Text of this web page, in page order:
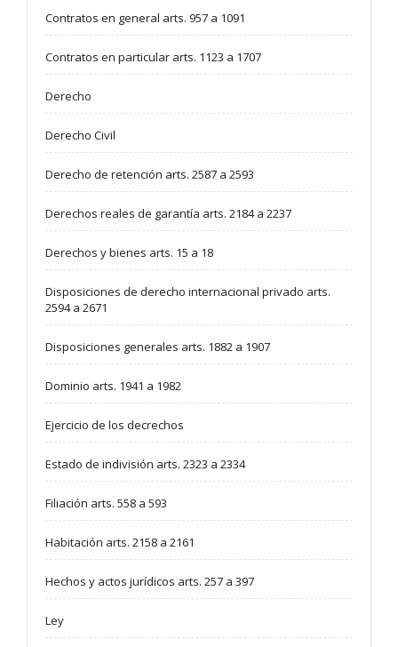
Contratos en general arts. 957 a 1091
Contratos en particular arts. 1123 a 1707
Derecho
Derecho Civil
Derecho de retención arts. 2587 a 2593
Derechos reales de garantía arts. 2184 a 2237
Derechos y bienes arts. 15 a 18
Disposiciones de derecho internacional privado arts.
2594 a 2671
Disposiciones generales arts. 1882 a 1907
Dominio arts. 1941 a 1982
Ejercicio de los decrechos
Estado de indivisión arts. 2323 a 2334
Filiación arts. 558 a 593
Habitación arts. 2158 a 2161
Hechos y actos jurídicos arts. 257 a 397
Ley